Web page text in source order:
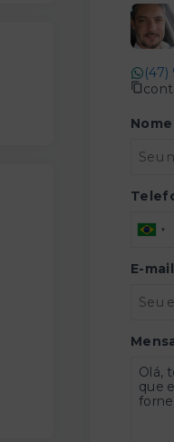
(47)
Nome
E-mail